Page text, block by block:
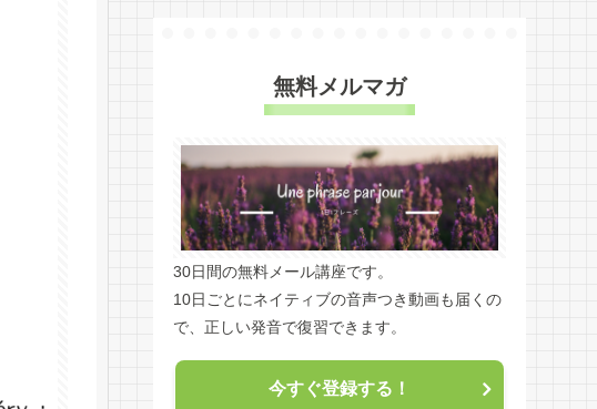
無料メルマガ
30日間の無料メール講座です。
10日ごとにネイティブの音声つき動画も届くの
で、正しい発音で復習できます。
今すぐ登録する！